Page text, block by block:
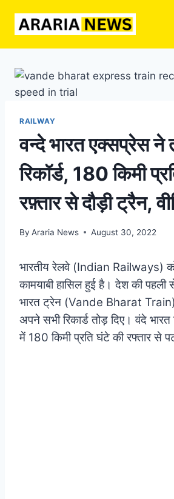
RAILWAY
वन्दे भारत एक्सप्रेस ने
रिकॉर्ड, 180 किमी
रफ़्तार से दौड़ी ट्रैन,
By Araria News August 30, 2022
भारतीय रेलवे (Indian Railways)
कामयाबी हासिल हुई है। देश की पहली
भारत ट्रेन (Vande Bharat
अपने सभी रिकार्ड तोड़ दिए। वंदे
में 180 किमी प्रति घंटे की रफ्तार से